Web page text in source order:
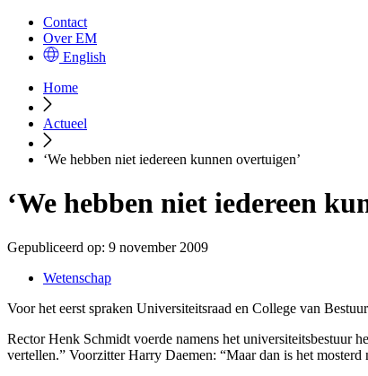
Contact
Over EM
English
Home
Actueel
‘We hebben niet iedereen kunnen overtuigen’
‘We hebben niet iedereen
Gepubliceerd op: 9 november 2009
Wetenschap
Voor het eerst spraken Universiteitsraad en College van
Rector Henk Schmidt voerde namens het universiteitsbestuur
vertellen.” Voorzitter Harry Daemen: “Maar dan is het mosterd